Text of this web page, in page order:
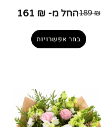
189₪ החל מ- 161 ₪
בחר אפשרויות